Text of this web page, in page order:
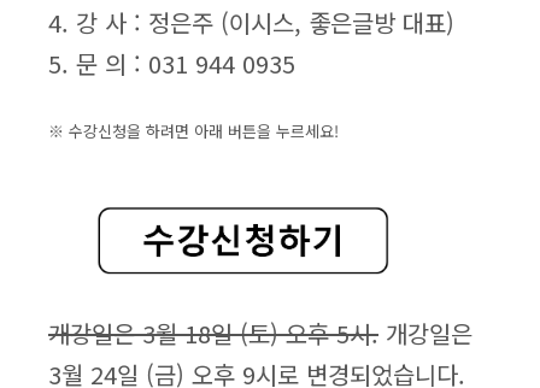
4. 강 사 : 정은주 (이시스, 좋은글방 대표)
5. 문 의 : 031 944 0935
※ 수강신청을 하려면 아래 버튼을 누르세요!
개강일은 3월 18일 (토) 오후 5시. 개강일은
3월 24일 (금) 오후 9시로 변경되었습니다.